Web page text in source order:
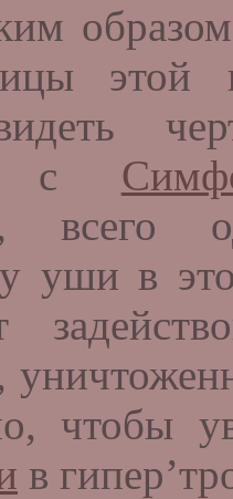
этой
с
всего
уши в
чтобы
в